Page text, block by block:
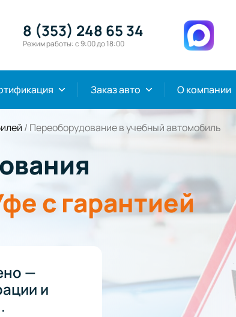
8 (353) 248 65 34
Режим работы: с 9:00 до 18:00
Заказ авто О компании
/ Переоборудование в учебный автомобиль
с гарантией
—
и